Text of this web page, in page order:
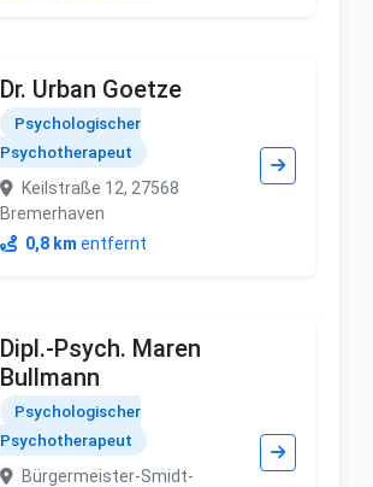
Dr. Urban Goetze
Psychologischer
Psychotherapeut
Keilstraße 12, 27568
Bremerhaven
0,8 km entfernt
Dipl.-Psych. Maren
Bullmann
Psychologischer
Psychotherapeut
Bürgermeister-Smidt-